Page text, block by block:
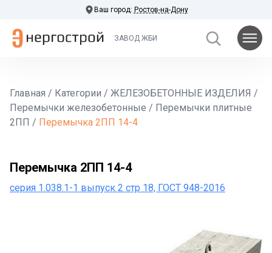
Ваш город: Ростов-на-Дону
ЗАВОД ЖБИ
Главная / Категории / ЖЕЛЕЗОБЕТОННЫЕ ИЗДЕЛИЯ /
Перемычки железобетонные / Перемычки плитные
2ПП / Перемычка 2ПП 14-4
Перемычка 2ПП 14-4
серия 1.038.1-1 выпуск 2 стр 18, ГОСТ 948-2016